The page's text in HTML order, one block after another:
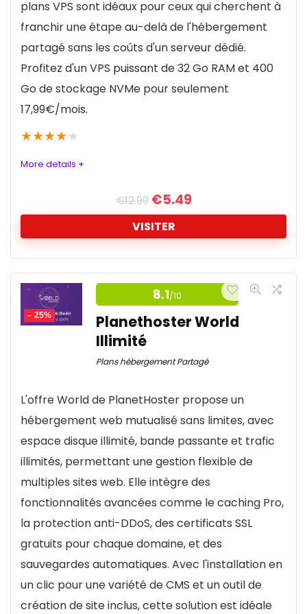
Transparence des Coûts et Tarification
POUR:
Choix du fournisseur cloud : DigitalOcean, AWS,
CPU : Jusqu'à 96 Core
Stockage SSD : Variable selon le plan et le
fournisseur
fournisseur
SSL gratuit
Migration gratuite
Sauvegardes automatiques
Pare-feu dédié
Surveillance en temps réel
Environnement de staging
Cache optimisé
Add-on Cloudflare disponible
Guérison automatique des serveurs
Mises à jour de sécurité régulières
CONTRE:
Performance et Ressources Disponibles 9.4
Facilité de Gestion et Personnalisation
Sécurité et Fiabilité
Support Technique et Service Client
Jusqu'à 128 Go de RAM
Jusqu'à 3 To de stockage SSD NVMe
Sauvegardé dans un autre datacenter
d'Infomaniak
Certificats SSL EV et DV (Let's Encrypt, Sectigo)
Ouverture de ports entrants et sortants
Plateforme VOD/AOD professionnelle Gratuit
Ressources évolutives (vCPU, RAM, SSD NVMe).
Support de nombreuses technologies et
langages.
Gestion intuitive et sécurisée.
Options de sauvegarde et restauration faciles.
Support client de qualité, disponible 7/7.
plans VPS sont idéaux pour ceux qui cherchent à
franchir une étape au-delà de l'hébergement
partagé sans les coûts d'un serveur dédié.
Profitez d'un VPS puissant de 32 Go RAM et 400
Go de stockage NVMe pour seulement
17,99€/mois.
★★★★★
More details +
€12.99 €5.49
VISITER
VPS à prix réduit
Hostinger offre avec ses plans VPS une solution
d'hébergement puissante et adaptable. Que
vous ayez besoin de gérer un site e-commerce à
fort trafic ou une application web complexe, les
sécurité nécessaires pour soutenir votre
Prix
Interface Panneau de configuration 8.5
POUR:
Stockage NVMe ultra-rapide pour des
– 25%
8.1/10
Planethoster World
Illimité
Plans hébergement Partagé
L'offre World de PlanetHoster propose un
hébergement web mutualisé sans limites, avec
espace disque illimité, bande passante et trafic
illimités, permettant une gestion flexible de
multiples sites web. Elle intègre des
fonctionnalités avancées comme le caching Pro,
la protection anti-DDoS, des certificats SSL
gratuits pour chaque domaine, et des
sauvegardes automatiques. Avec l'installation en
un clic pour une variété de CMS et un outil de
création de site inclus, cette solution est idéale